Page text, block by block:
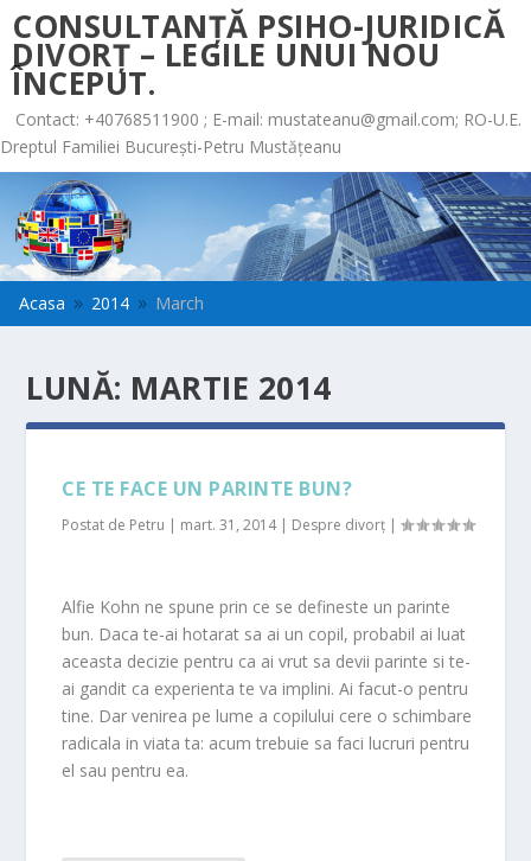
CONSULTANȚĂ PSIHO-JURIDICĂ
DIVORȚ – LEGILE UNUI NOU
ÎNCEPUT.
Contact: +40768511900 ; E-mail: mustateanu@gmail.com; RO-U.E.
Dreptul Familiei București-Petru Mustățeanu
Acasa 9 2014 9 March
LUNĂ: MARTIE 2014
CE TE FACE UN PARINTE BUN?
Postat de Petru | mart. 31, 2014| Despre divorț |
Alfie Kohn ne spune prin ce se defineste un parinte
bun. Daca te-ai hotarat sa ai un copil, probabil ai luat
aceasta decizie pentru ca ai vrut sa devii parinte si te-
ai gandit ca experienta te va implini. Ai facut-o pentru
tine. Dar venirea pe lume a copilului cere o schimbare
radicala in viata ta: acum trebuie sa faci lucruri pentru
el sau pentru ea.